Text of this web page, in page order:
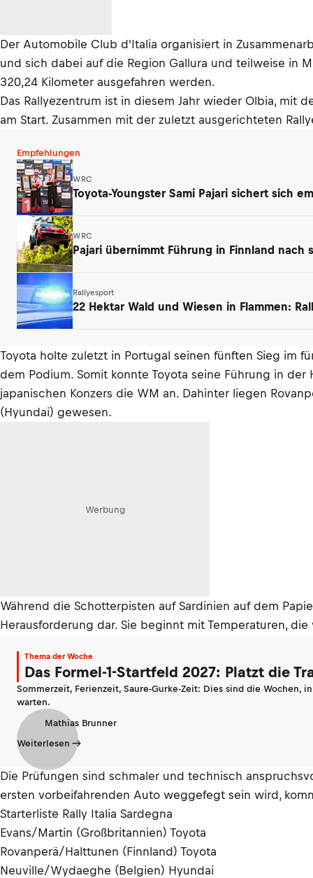
Der Automobile Club d'Italia organisiert in
und sich dabei auf die Region Gallura und teilweise in
320,24 Kilometer ausgefahren werden.
Das Rallyezentrum ist in diesem Jahr wieder Olbia, mit
am Start. Zusammen mit der zuletzt ausgerichteten
Empfehlungen
WRC
Toyota-Youngster Sami Pajari sichert sich
WRC
Pajari übernimmt Führung in Finnland nach
Rallyesport
22 Hektar Wald und Wiesen in Flammen:
Toyota holte zuletzt in Portugal seinen fünften Sieg im
dem Podium. Somit konnte Toyota seine Führung in
japanischen Konzers die WM an. Dahinter liegen
(Hyundai) gewesen.
Werbung
Während die Schotterpisten auf Sardinien auf dem
Herausforderung dar. Sie beginnt mit Temperaturen,
Thema der Woche
Das Formel-1-Startfeld 2027: Platzt die
Sommerzeit, Ferienzeit, Saure-Gurke-Zeit: Dies sind die
warten.
Mathias Brunner
Weiterlesen
Die Prüfungen sind schmaler und technisch
ersten vorbeifahrenden Auto weggefegt sein wird,
Starterliste Rally Italia Sardegna
Evans/Martin (Großbritannien) Toyota
Rovanperä/Halttunen (Finnland) Toyota
Neuville/Wydaeghe (Belgien) Hyundai